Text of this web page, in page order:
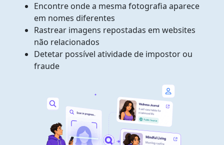
Encontre onde a mesma fotografia aparece
em nomes diferentes
Rastrear imagens repostadas em websites
não relacionados
Detetar possível atividade de impostor ou
fraude